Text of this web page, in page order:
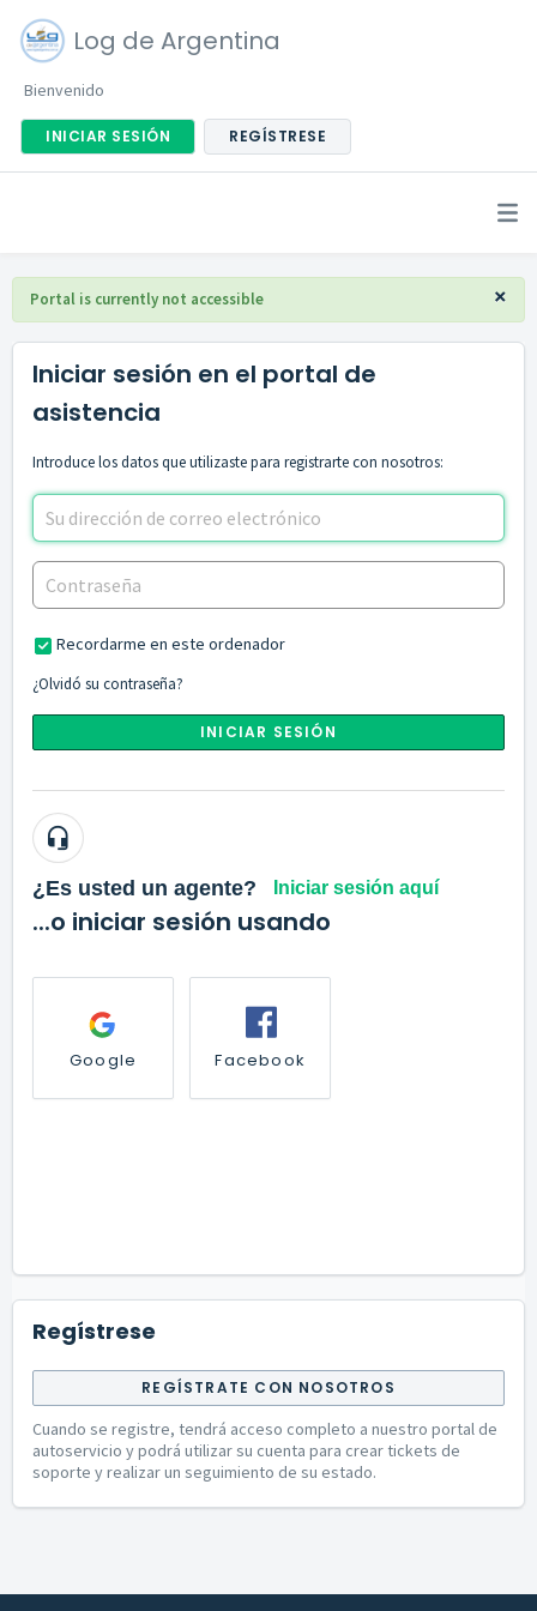
Log de Argentina
Bienvenido
INICIAR SESIÓN REGÍSTRESE
×
Portal is currently not accessible
Iniciar sesión en el portal de
asistencia
Introduce los datos que utilizaste para registrarte con nosotros:
Recordarme en este ordenador
¿Olvidó su contraseña?
INICIAR SESIÓN
¿Es usted un agente? Iniciar sesión aquí
...o iniciar sesión usando
Google Facebook
Regístrese
REGÍSTRATE CON NOSOTROS
Cuando se registre, tendrá acceso completo a nuestro portal de
autoservicio y podrá utilizar su cuenta para crear tickets de
soporte y realizar un seguimiento de su estado.